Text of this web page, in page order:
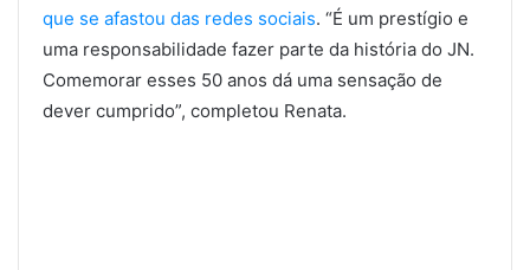
que se afastou das redes sociais. “É um prestígio e
uma responsabilidade fazer parte da história do JN.
Comemorar esses 50 anos dá uma sensação de
dever cumprido”, completou Renata.